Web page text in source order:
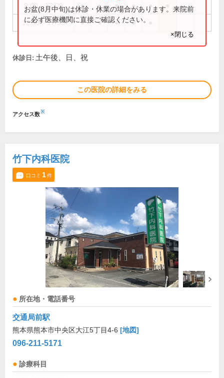
9:00～12:00 ● ● ● ● ●
12:30～17:30 ● ● ● ●
お盆(8月中旬)は休診・休業の場合があります。来院前
に必ず医療機関に直接ご確認ください。
×閉じる
休診日: 土午後、日、祝
この医院の詳細をみる
アクセス数※
竹下内科医院
口コミ 1件
所在地・電話番号
交通局前駅
熊本県熊本市中央区大江5丁目4-6 [地図]
096-211-5171
診療科目